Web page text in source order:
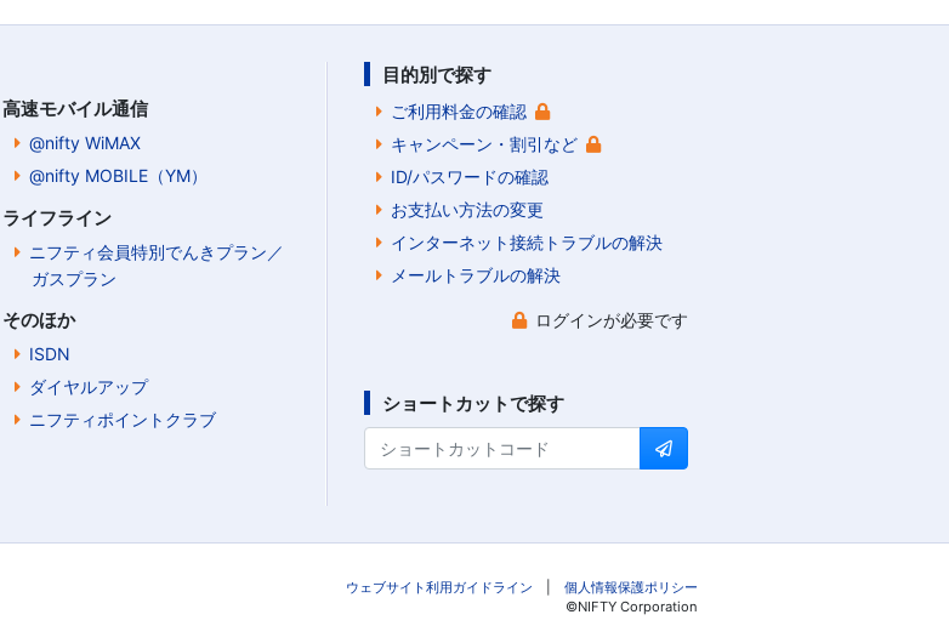
高速モバイル通信
@nifty WiMAX
@nifty MOBILE（YM）
ライフライン
ニフティ会員特別でんきプラン／
ガスプラン
そのほか
ISDN
ダイヤルアップ
ニフティポイントクラブ
目的別で探す
ご利用料金の確認
キャンペーン・割引など
ID/パスワードの確認
お支払い方法の変更
インターネット接続トラブルの解決
メールトラブルの解決
ログインが必要です
ショートカットで探す
ウェブサイト利用ガイドライン
個人情報保護ポリシー
©NIFTY Corporation